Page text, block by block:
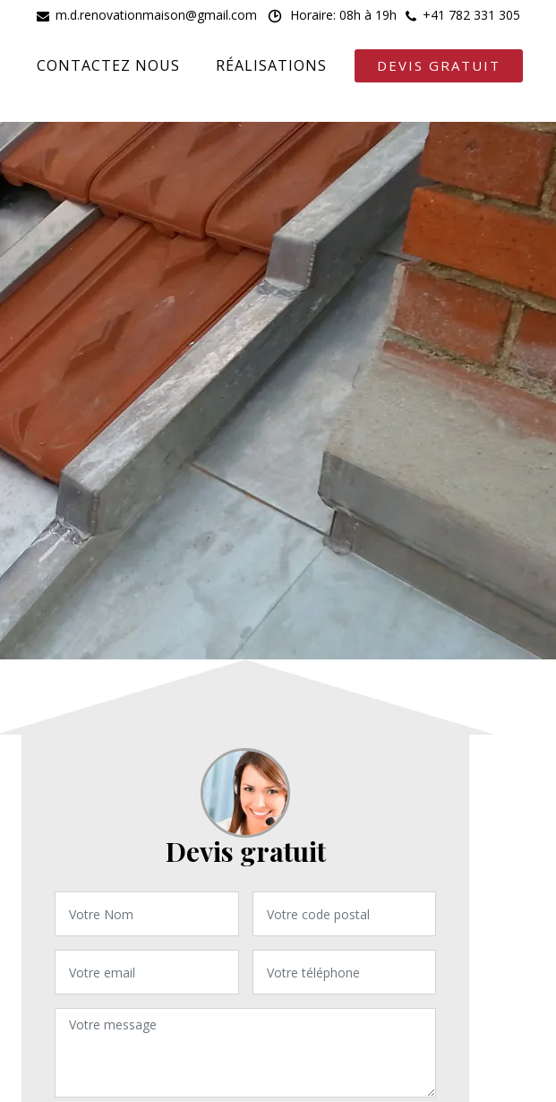
CONTACTEZ NOUS RÉALISATIONS DEVIS GRATUIT
m.d.renovationmaison@gmail.com Horaire: 08h à 19h +41 782 331 305
Devis gratuit